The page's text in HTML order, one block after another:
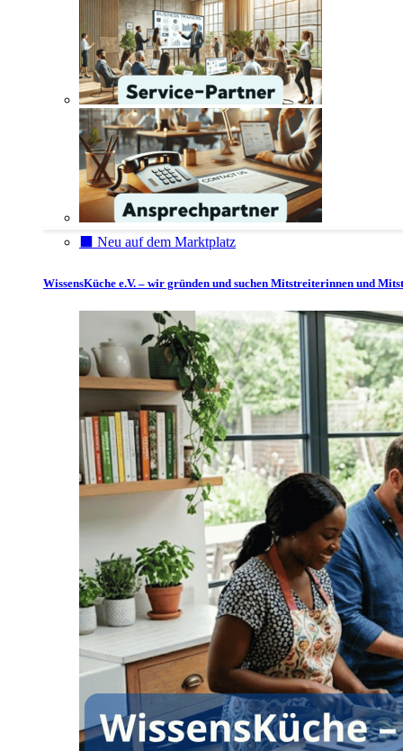
⬛️ Neu auf dem Marktplatz
WissensKüche e.V. – wir gründen und suchen Mitstreiterinnen und